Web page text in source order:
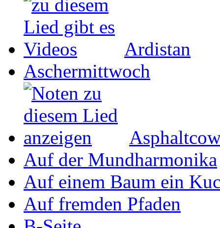
Ardistan
Aschermittwoch
Auf der Mundharmonika
Auf einem Baum ein
Auf fremden Pfaden